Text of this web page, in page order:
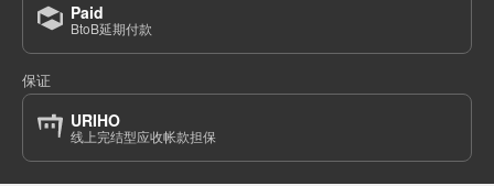
Paid
BtoB延期付款
保证
URIHO
线上完结型应收帐款担保